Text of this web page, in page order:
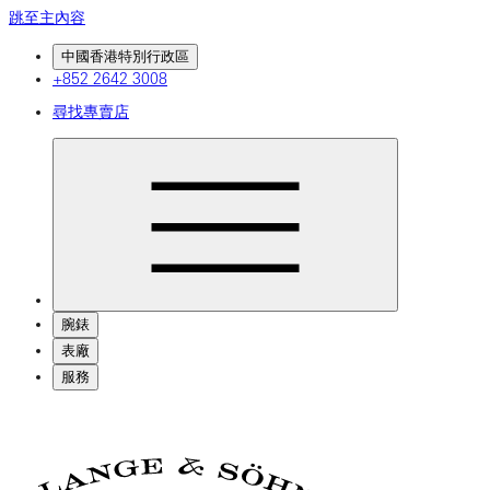
跳至主內容
中國香港特別行政區
+852 2642 3008
尋找專賣店
腕錶
表廠
服務